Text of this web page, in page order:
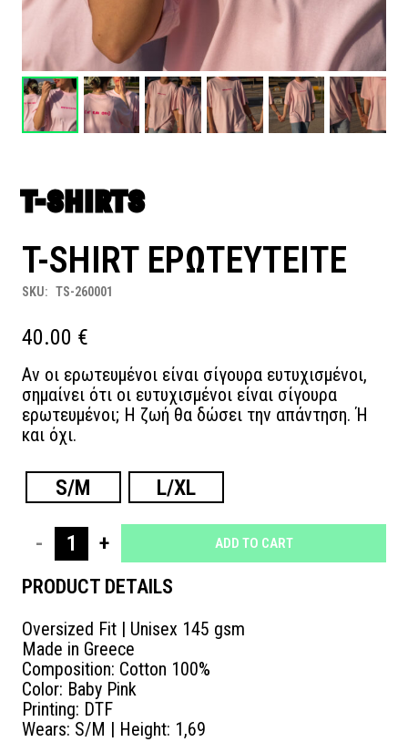
T-SHIRTS
T-SHIRT ΕΡΩΤΕΥΤΕΙΤΕ
SKU: TS-260001
40.00 €
Αν οι ερωτευμένοι είναι σίγουρα ευτυχισμένοι,
σημαίνει ότι οι ευτυχισμένοι είναι σίγουρα
ερωτευμένοι; Η ζωή θα δώσει την απάντηση. Ή
και όχι.
S/M L/XL
T-
SHIRT
quantity
ADD TO CART
PRODUCT DETAILS
Oversized Fit | Unisex 145 gsm
Made in Greece
Composition: Cotton 100%
Color: Baby Pink
Printing: DTF
Wears: S/M | Height: 1,69